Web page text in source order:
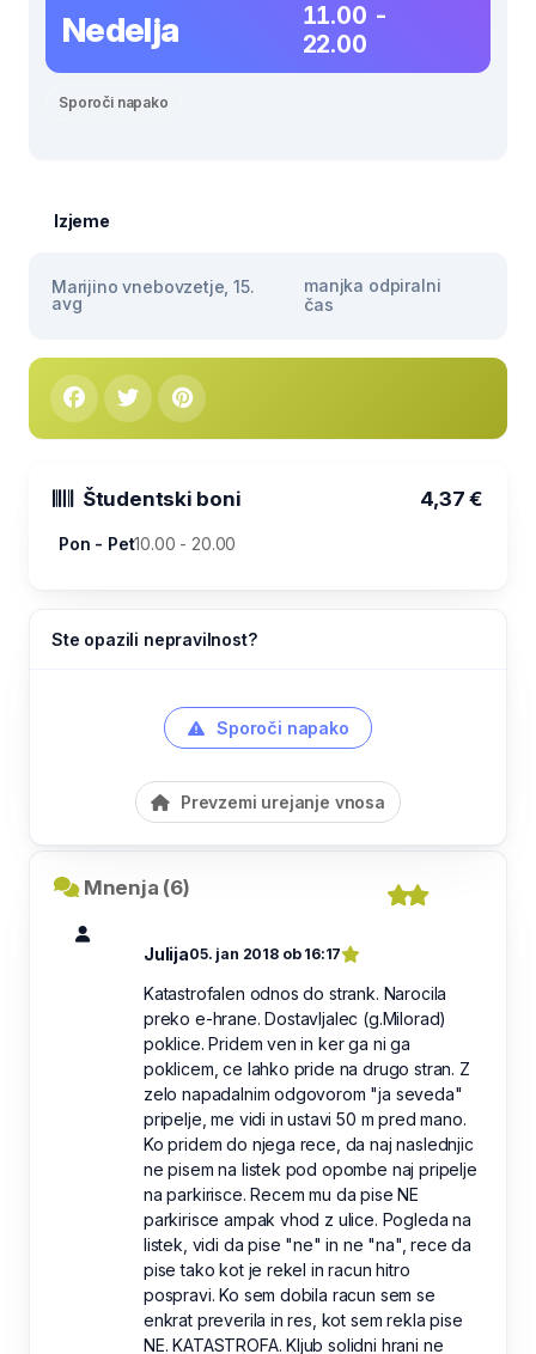
Nedelja
11.00 -
22.00
Sporoči napako
Izjeme
Marijino vnebovzetje, 15.
avg
manjka odpiralni
čas
Študentski boni 4,37 €
Pon - Pet10.00 - 20.00
Ste opazili nepravilnost?
Sporoči napako
Prevzemi urejanje vnosa
Mnenja (6)
Julija05. jan 2018 ob 16:17
Katastrofalen odnos do strank. Narocila
preko e-hrane. Dostavljalec (g.Milorad)
poklice. Pridem ven in ker ga ni ga
poklicem, ce lahko pride na drugo stran. Z
zelo napadalnim odgovorom "ja seveda"
pripelje, me vidi in ustavi 50 m pred mano.
Ko pridem do njega rece, da naj naslednjic
ne pisem na listek pod opombe naj pripelje
na parkirisce. Recem mu da pise NE
parkirisce ampak vhod z ulice. Pogleda na
listek, vidi da pise "ne" in ne "na", rece da
pise tako kot je rekel in racun hitro
pospravi. Ko sem dobila racun sem se
enkrat preverila in res, kot sem rekla pise
NE. KATASTROFA. Kljub solidni hrani ne